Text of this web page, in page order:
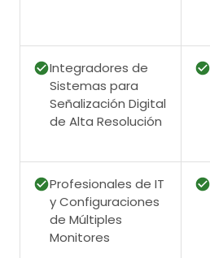
Integradores de
Sistemas para
Señalización Digital
de Alta Resolución
Profesionales de IT
y Configuraciones
de Múltiples
Monitores